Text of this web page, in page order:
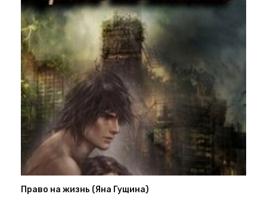
Право на жизнь (Яна Гущина)